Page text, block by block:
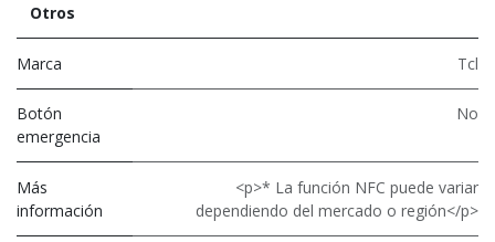
Otros
Marca Tcl
Botón
emergencia
No
Más
información
<p>* La función NFC puede variar
dependiendo del mercado o región</p>